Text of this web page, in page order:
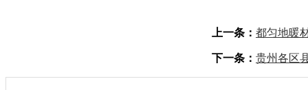
上一条： 都匀地暖
下一条： 贵州各区